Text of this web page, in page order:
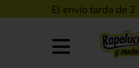
El envío tarda de